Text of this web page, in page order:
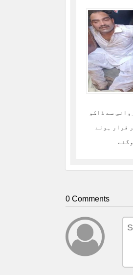
سے ڈاکو
فرار ہونے
0 Comments